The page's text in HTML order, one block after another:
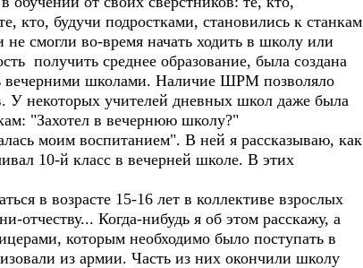
кто, будучи подростками, становились к станкам
смогли во-время начать ходить в школу или
получить среднее образование, была создана
школами. Наличие ШРМ позволяло
У некоторых учителей дневных школ даже была
"Захотел в вечернюю школу?"
моим воспитанием". В ней я рассказываю, как
10-й класс в вечерней школе. В этих
в возрасте 15-16 лет в коллективе взрослых
Когда-нибудь я об этом расскажу, а
которым необходимо было поступать в
из армии. Часть из них окончили школу